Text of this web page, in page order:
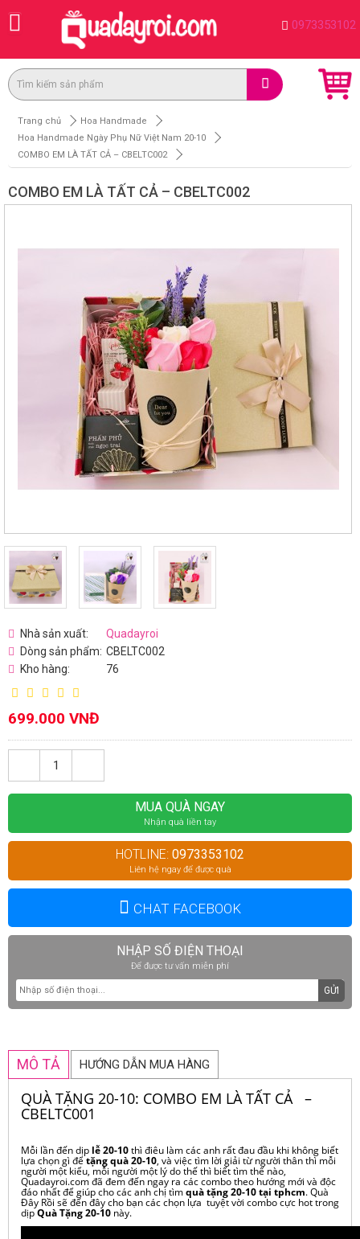
0973353102
Trang chủ
Hoa Handmade
Hoa Handmade Ngày Phụ Nữ Việt Nam 20-10
COMBO EM LÀ TẤT CẢ – CBELTC002
COMBO EM LÀ TẤT CẢ – CBELTC002
Nhà sản xuất:
Quadayroi
Dòng sản phẩm: CBELTC002
Kho hàng:
76
699.000 VNĐ
MUA QUÀ NGAY
Nhận quà liền tay
HOTLINE: 0973353102
Liên hệ ngay để được quà
CHAT FACEBOOK
NHẬP SỐ ĐIỆN THOẠI
Để được tư vấn miễn phí
GỬI
MÔ TẢ HƯỚNG DẪN MUA HÀNG
QUÀ TẶNG 20-10: COMBO EM LÀ TẤT CẢ –
CBELTC001
Mỗi lần đến dịp lễ 20-10thì điêu làm các anh rất đau đầu khi không biết
lựa chọn gì đểtặng quà 20-10, và việc tìm lời giải từ người thân thì mỗi
người một kiểu, mỗi người một lý do thế thì biết tìm thế nào,
Quadayroi.com đã đem đến ngay ra các combo theo hướng mới và độc
đáo nhất để giúp cho các anh chị tìmquà tặng 20-10 tại tphcm. Quà
Đây Rồi sẽ đến đây cho bạn các chọn lựa tuyệt vời combo cực hot trong
dịpQuà Tặng 20-10 này.